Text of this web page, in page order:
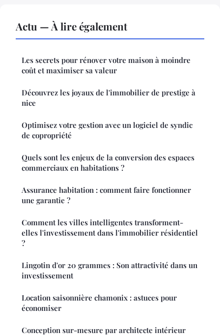
Actu — À lire également
Les secrets pour rénover votre maison à moindre
coût et maximiser sa valeur
Découvrez les joyaux de l'immobilier de prestige à
nice
Optimisez votre gestion avec un logiciel de syndic
de copropriété
Quels sont les enjeux de la conversion des espaces
commerciaux en habitations ?
Assurance habitation : comment faire fonctionner
une garantie ?
Comment les villes intelligentes transforment-
elles l'investissement dans l'immobilier résidentiel
?
Lingotin d'or 20 grammes : Son attractivité dans un
investissement
Location saisonnière chamonix : astuces pour
économiser
Conception sur-mesure par architecte intérieur